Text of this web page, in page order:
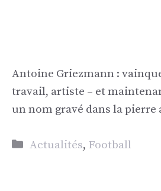
Antoine Griezmann :
travail, artiste – et
un nom gravé dans la pierre
Catégories
Actualités, Football